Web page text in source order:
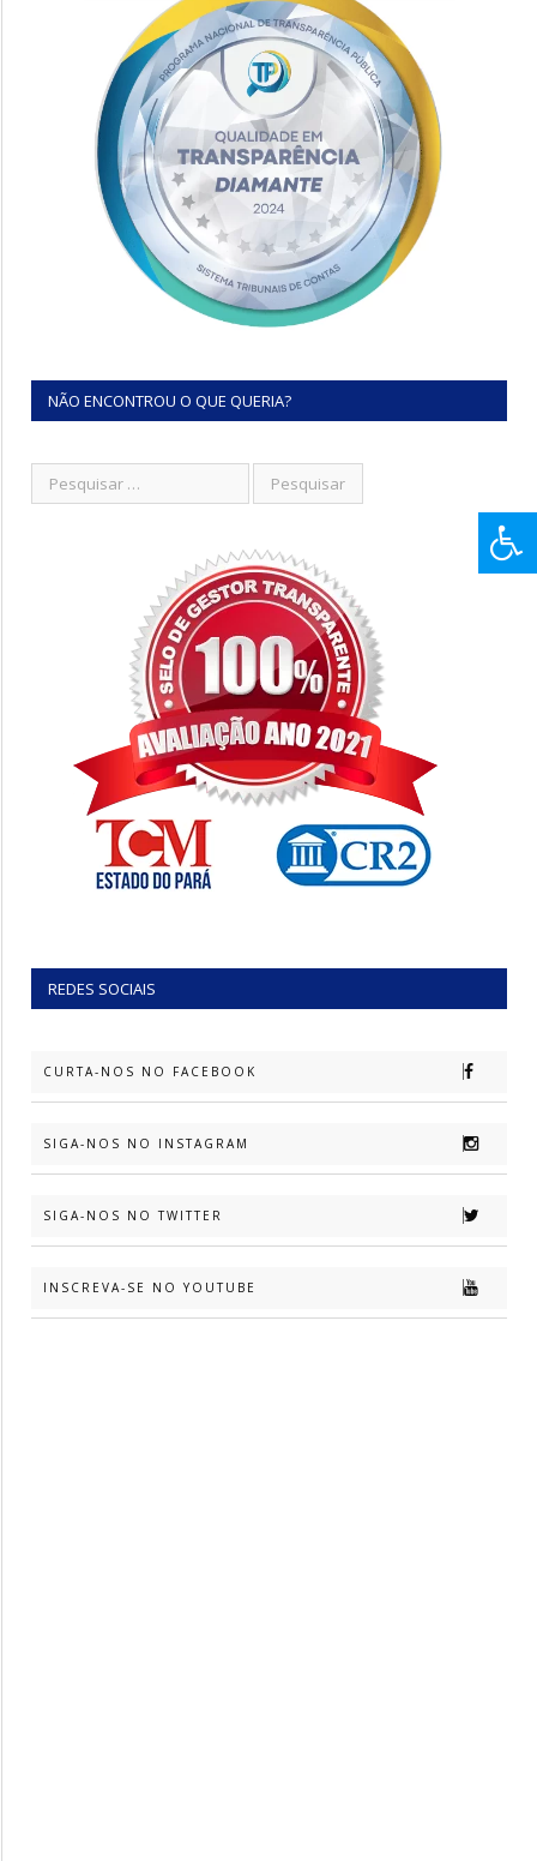
NÃO ENCONTROU O QUE QUERIA?
REDES SOCIAIS
CURTA-NOS NO FACEBOOK
SIGA-NOS NO INSTAGRAM
SIGA-NOS NO TWITTER
INSCREVA-SE NO YOUTUBE